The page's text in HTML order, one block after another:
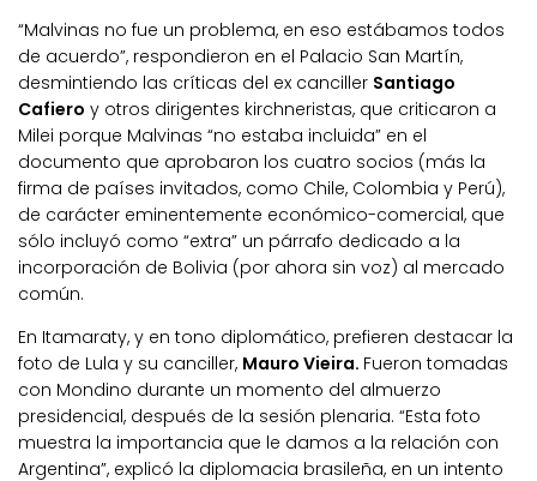
“Malvinas no fue un problema, en eso estábamos todos
de acuerdo”, respondieron en el Palacio San Martín,
desmintiendo las críticas del ex canciller Santiago
Cafiero y otros dirigentes kirchneristas, que criticaron a
Milei porque Malvinas “no estaba incluida” en el
documento que aprobaron los cuatro socios (más la
firma de países invitados, como Chile, Colombia y Perú),
de carácter eminentemente económico-comercial, que
sólo incluyó como “extra” un párrafo dedicado a la
incorporación de Bolivia (por ahora sin voz) al mercado
común.
En Itamaraty, y en tono diplomático, prefieren destacar la
foto de Lula y su canciller, Mauro Vieira. Fueron tomadas
con Mondino durante un momento del almuerzo
presidencial, después de la sesión plenaria. “Esta foto
muestra la importancia que le damos a la relación con
Argentina”, explicó la diplomacia brasileña, en un intento